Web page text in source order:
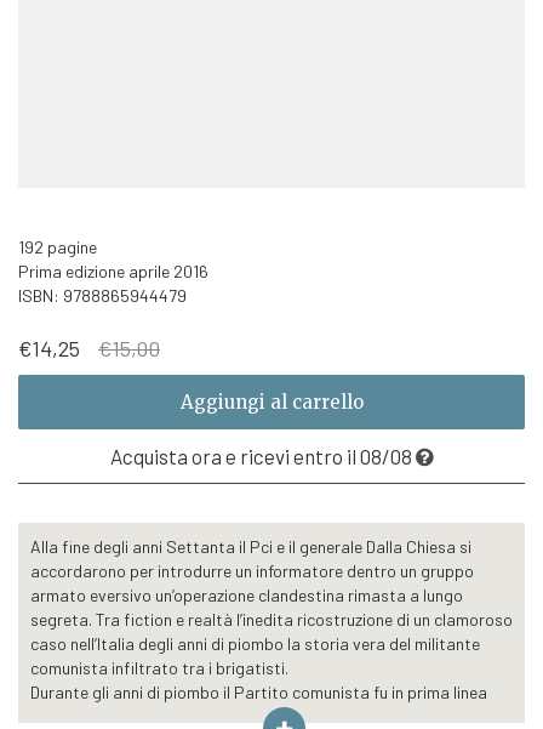
192 pagine
Prima edizione aprile 2016
ISBN: 9788865944479
€15,00Il
prezzo
originale
era:
€15,00.
€14,25
Il
prezzo
attuale
€14,25.
Aggiungi al carrello
Acquista ora e ricevi entro il 08/08
Alla fine degli anni Settanta il Pci e il generale Dalla Chiesa si
accordarono per introdurre un informatore dentro un gruppo
armato eversivo un’operazione clandestina rimasta a lungo
segreta. Tra fiction e realtà l’inedita ricostruzione di un clamoroso
caso nell’Italia degli anni di piombo la storia vera del militante
comunista infiltrato tra i brigatisti.
Durante gli anni di piombo il Partito comunista fu in prima linea
nella battaglia contro il terrorismo rosso, che minava i principi